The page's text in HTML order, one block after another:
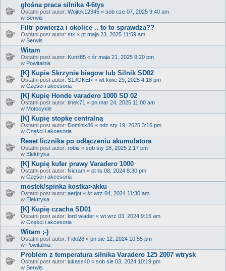
głośna praca silnika 4-6tys
Ostatni post autor: Wojtek12345 « sob cze 07, 2025 9:40 am
w Serwis
Filtr powierza i okolice .. to to sprawdza??
Ostatni post autor: stx « pt maja 23, 2025 11:59 am
w Serwis
Witam
Ostatni post autor: Kunit85 « śr maja 21, 2025 9:20 pm
w Powitalnia
[K] Kupie Skrzynie biegow lub Silnik SD02
Ostatni post autor: S1JOKER « wt kwie 29, 2025 4:18 pm
w Części i akcesoria
[K] Kupię Honde varadero 1000 SD 02
Ostatni post autor: tinek71 « pn mar 24, 2025 11:00 am
w Motocykle
[K] Kupię stopkę centralną
Ostatni post autor: Dominik86 « ndz sty 19, 2025 3:16 pm
w Części i akcesoria
Reset licznika po odłączeniu akumulatora
Ostatni post autor: robis « sob sty 18, 2025 2:17 pm
w Elektryka
[K] Kupię kufer prawy Varadero 1000
Ostatni post autor: Nicram « pt lis 08, 2024 8:30 pm
w Części i akcesoria
mostek/spinka kostka>akku
Ostatni post autor: aerjot « śr wrz 04, 2024 11:30 am
w Elektryka
[K] Kupię czacha SD01
Ostatni post autor: lord wiader « wt wrz 03, 2024 9:15 am
w Części i akcesoria
Witam ;-)
Ostatni post autor: Fido28 « pn sie 12, 2024 10:55 pm
w Powitalnia
Problem z temperatura silnika Varadero 125 2007 wtrysk
Ostatni post autor: lukass40 « sob sie 03, 2024 10:19 pm
w Serwis